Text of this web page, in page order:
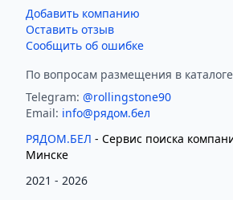
Добавить компанию
Оставить отзыв
Сообщить об ошибке
По вопросам размещения в
Telegram: @rollingstone90
Email: info@рядом.бел
РЯДОМ.БЕЛ - Cервис поиска
Минске
2021 - 2026